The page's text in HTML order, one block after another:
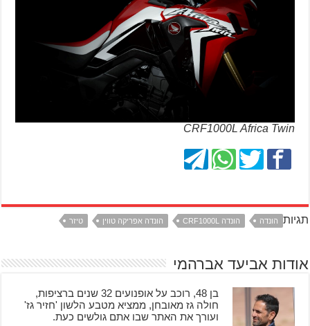
CRF1000L Africa Twin
תגיות הונדה הונדה CRF1000L הונדה אפריקה טווין טיזר
אודות אביעד אברהמי
בן 48, רוכב על אופנועים 32 שנים ברציפות,
חולה גז מאובחן, ממציא מטבע הלשון 'חזיר גז'
ועורך את האתר שבו אתם גולשים כעת.